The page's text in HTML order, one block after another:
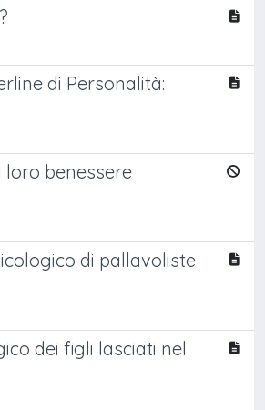
di Personalità:
benessere
di pallavoliste
dei figli lasciati nel